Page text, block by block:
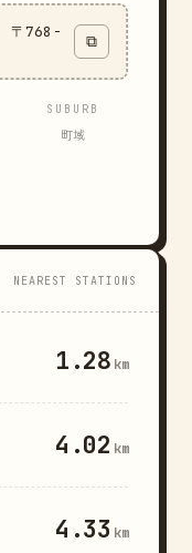
768-
⧉
SUBURB
町域
NEAREST STATIONS
1.28 km
4.02 km
4.33 km